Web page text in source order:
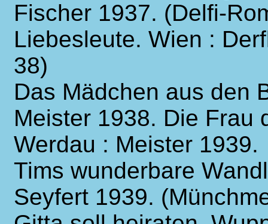
Fischer 1937. (Delfi-
Liebesleute. Wien :
38)
Das Mädchen aus den
Meister 1938. Die Frau
Werdau : Meister 1939.
Tims wunderbare
Seyfert 1939.